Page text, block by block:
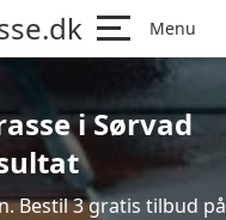
Menu
i Sørvad
Bestil 3 gratis tilbud på